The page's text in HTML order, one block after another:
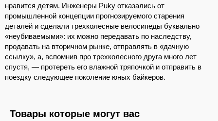
нравится детям. Инженеры Puky отказались от
промышленной концепции прогнозируемого старения
деталей и сделали трехколесные велосипеды буквально
«неубиваемыми»: их можно передавать по наследству,
продавать на вторичном рынке, отправлять в «дачную
ссылку», а, вспомнив про трехколесного друга много лет
спустя, — протереть его влажной тряпочкой и отправить в
поездку следующее поколение юных байкеров.
Товары которые могут вас